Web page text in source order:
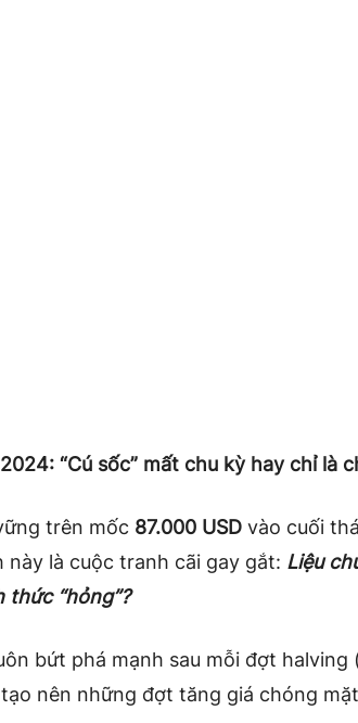
“Cú sốc” mất chu kỳ hay chỉ là
trên mốc 87.000 USD vào cuối
này là cuộc tranh cãi gay gắt: Liệu
thức “hỏng”?
bứt phá mạnh sau mỗi đợt halving
nên những đợt tăng giá chóng